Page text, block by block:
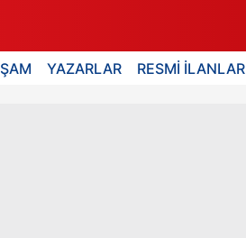
YAZARLAR RESMİ İLANLAR